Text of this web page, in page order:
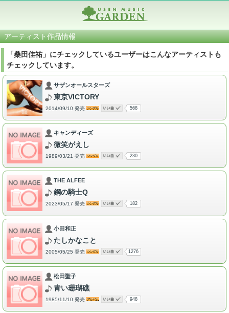
アーティスト作品情報
「桑田佳祐」にチェックしているユーザーはこんなアーティストも
チェックしています。
サザンオールスターズ
東京VICTORY
2014/09/10 発売 568
キャンディーズ
微笑がえし
1989/03/21 発売 230
THE ALFEE
鋼の騎士Q
2023/05/17 発売 182
小田和正
たしかなこと
2005/05/25 発売 1276
松田聖子
青い珊瑚礁
1985/11/10 発売 948